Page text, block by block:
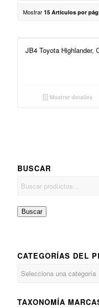
Mostrar 15 Artículos por
JB4 Toyota Highlander,
Mostrar detalles
BUSCAR
Buscar
CATEGORÍAS DEL
TAXONOMÍA